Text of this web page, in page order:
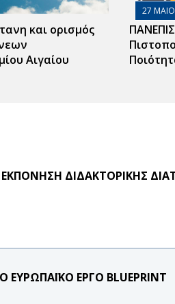
και ορισμός
Αιγαίου
27
ΔΙΔΑΚΤΟΡΙΚΗΣ
ΕΡΓΟ BLUEPRINT